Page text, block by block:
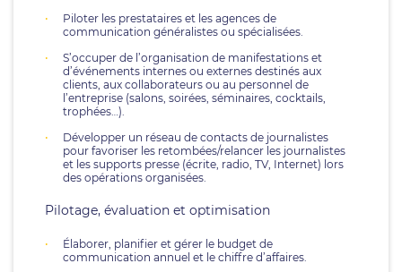
Piloter les prestataires et les agences de
communication généralistes ou spécialisées.
S’occuper de l’organisation de manifestations et
d’événements internes ou externes destinés aux
clients, aux collaborateurs ou au personnel de
l’entreprise (salons, soirées, séminaires, cocktails,
trophées…).
Développer un réseau de contacts de journalistes
pour favoriser les retombées/relancer les journalistes
et les supports presse (écrite, radio, TV, Internet) lors
des opérations organisées.
Pilotage, évaluation et optimisation
Élaborer, planifier et gérer le budget de
communication annuel et le chiffre d’affaires.